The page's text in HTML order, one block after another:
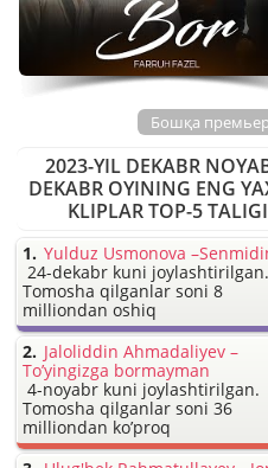
Бошқа
2023-YIL DEKABR
DEKABR OYINING ENG
KLIPLAR TOP-5 TALIGI
Yulduz Usmonova
24-dekabr kuni joylashtirilgan.
Tomosha qilganlar soni 8
milliondan oshiq
Jaloliddin Ahmadaliyev –
To’yingizga bormayman
4-noyabr kuni joylashtirilgan.
Tomosha qilganlar soni 36
milliondan ko’proq